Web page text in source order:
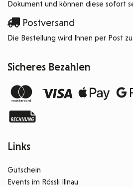
Dokument und können diese sofort
Postversand
Die Bestellung wird Ihnen per Post
Sicheres Bezahlen
Links
Gutschein
Events im Rössli Illnau